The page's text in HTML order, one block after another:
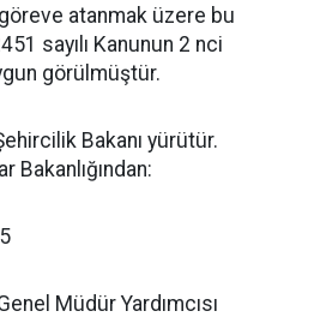
atanmak üzere bu
sayılı Kanunun 2 nci
görülmüştür.
Bakanı yürütür.
Bakanlığından:
Müdür Yardımcısı